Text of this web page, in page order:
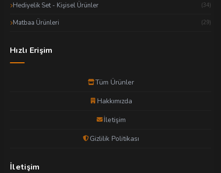
Hediyelik Set - Kişisel Ürünler (34)
Matbaa Ürünleri (29)
Hızlı Erişim
Tüm Ürünler
Hakkımızda
İletişim
Gizlilik Politikası
İletişim